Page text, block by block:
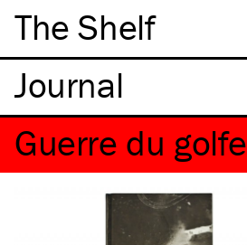
The Shelf
Guerre du golfe